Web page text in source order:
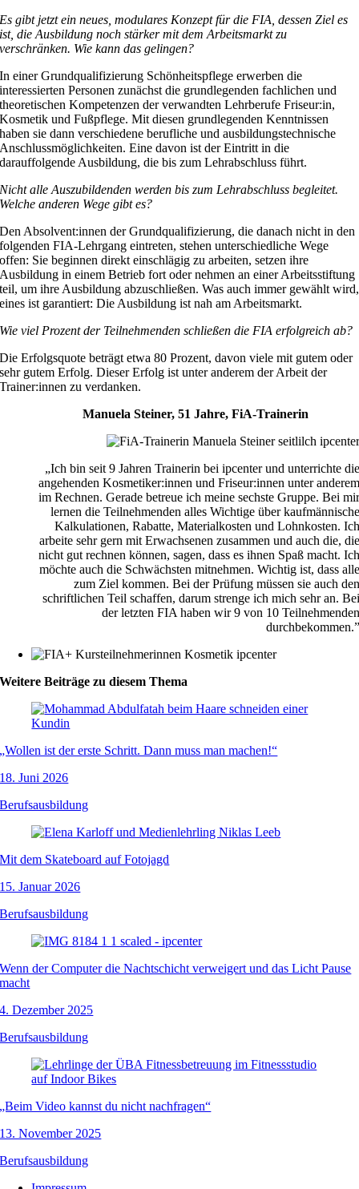
Es gibt jetzt ein neues, modulares Konzept für die FIA, dessen Ziel es
ist, die Ausbildung noch stärker mit dem Arbeitsmarkt zu
verschränken. Wie kann das gelingen?
In einer Grundqualifizierung Schönheitspflege erwerben die
interessierten Personen zunächst die grundlegenden fachlichen und
theoretischen Kompetenzen der verwandten Lehrberufe Friseur:in,
Kosmetik und Fußpflege. Mit diesen grundlegenden Kenntnissen
haben sie dann verschiedene berufliche und ausbildungstechnische
Anschlussmöglichkeiten. Eine davon ist der Eintritt in die
darauffolgende Ausbildung, die bis zum Lehrabschluss führt.
Nicht alle Auszubildenden werden bis zum Lehrabschluss begleitet.
Welche anderen Wege gibt es?
Den Absolvent:innen der Grundqualifizierung, die danach nicht in den
folgenden FIA-Lehrgang eintreten, stehen unterschiedliche Wege
offen: Sie beginnen direkt einschlägig zu arbeiten, setzen ihre
Ausbildung in einem Betrieb fort oder nehmen an einer Arbeitsstiftung
teil, um ihre Ausbildung abzuschließen. Was auch immer gewählt wird,
eines ist garantiert: Die Ausbildung ist nah am Arbeitsmarkt.
Wie viel Prozent der Teilnehmenden schließen die FIA erfolgreich ab?
Die Erfolgsquote beträgt etwa 80 Prozent, davon viele mit gutem oder
sehr gutem Erfolg. Dieser Erfolg ist unter anderem der Arbeit der
Trainer:innen zu verdanken.
Manuela Steiner, 51 Jahre, FiA-Trainerin
„Ich bin seit 9 Jahren Trainerin bei ipcenter und unterrichte die
angehenden Kosmetiker:innen und Friseur:innen unter anderem
im Rechnen. Gerade betreue ich meine sechste Gruppe. Bei mir
lernen die Teilnehmenden alles Wichtige über kaufmännische
Kalkulationen, Rabatte, Materialkosten und Lohnkosten. Ich
arbeite sehr gern mit Erwachsenen zusammen und auch die, die
nicht gut rechnen können, sagen, dass es ihnen Spaß macht. Ich
möchte auch die Schwächsten mitnehmen. Wichtig ist, dass alle
zum Ziel kommen. Bei der Prüfung müssen sie auch den
schriftlichen Teil schaffen, darum strenge ich mich sehr an. Bei
der letzten FIA haben wir 9 von 10 Teilnehmenden
durchbekommen.”
Weitere Beiträge zu diesem Thema
„Wollen ist der erste Schritt. Dann muss man machen!“
18. Juni 2026
Berufsausbildung
Mit dem Skateboard auf Fotojagd
15. Januar 2026
Berufsausbildung
Wenn der Computer die Nachtschicht verweigert und das Licht Pause
macht
4. Dezember 2025
Berufsausbildung
„Beim Video kannst du nicht nachfragen“
13. November 2025
Berufsausbildung